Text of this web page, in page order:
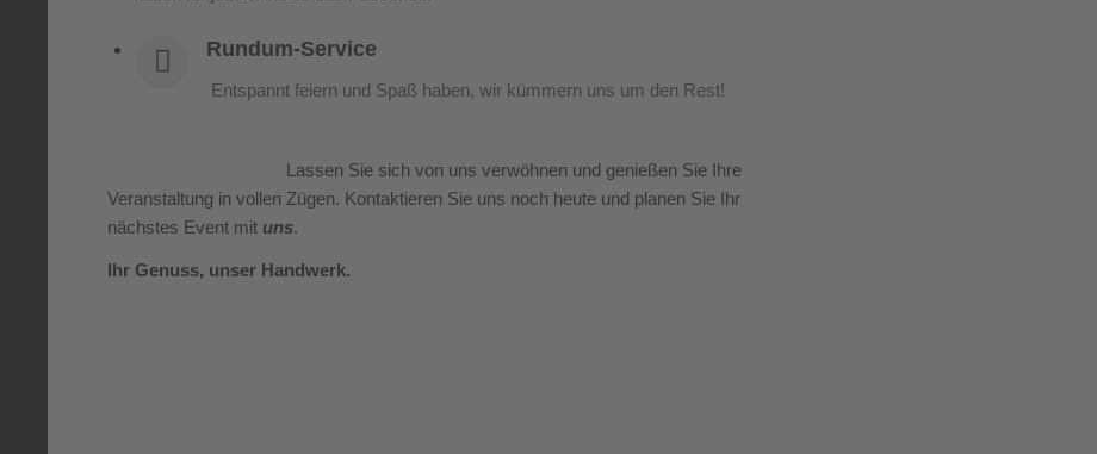
Rundum-Service
Entspannt feiern und Spaß haben, wir kümmern uns um den Rest!
Lassen Sie sich von uns verwöhnen und genießen Sie Ihre
Veranstaltung in vollen Zügen. Kontaktieren Sie uns noch heute und planen Sie Ihr
nächstes Event mit uns.
Ihr Genuss, unser Handwerk.